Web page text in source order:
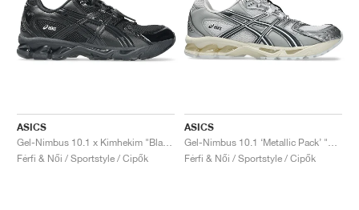
ASICS
Férfi & Női / Sportstyle / Cipők
ASICS
Férfi & Női / Sportstyle / Cipők